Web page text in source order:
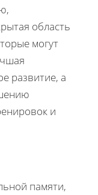
область
могут
развитие, а
и
памяти,